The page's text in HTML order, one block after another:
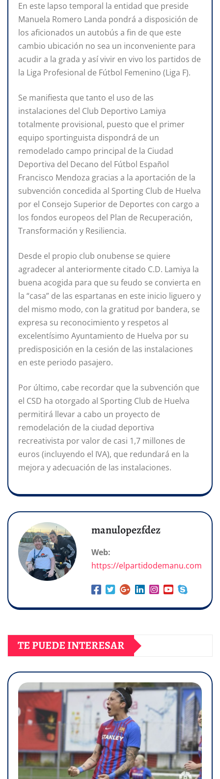
En este lapso temporal la entidad que preside
Manuela Romero Landa pondrá a disposición de
los aficionados un autobús a fin de que este
cambio ubicación no sea un inconveniente para
acudir a la grada y así vivir en vivo los partidos de
la Liga Profesional de Fútbol Femenino (Liga F).
Se manifiesta que tanto el uso de las
instalaciones del Club Deportivo Lamiya
totalmente provisional, puesto que el primer
equipo sportinguista dispondrá de un
remodelado campo principal de la Ciudad
Deportiva del Decano del Fútbol Español
Francisco Mendoza gracias a la aportación de la
subvención concedida al Sporting Club de Huelva
por el Consejo Superior de Deportes con cargo a
los fondos europeos del Plan de Recuperación,
Transformación y Resiliencia.
Desde el propio club onubense se quiere
agradecer al anteriormente citado C.D. Lamiya la
buena acogida para que su feudo se convierta en
la “casa” de las espartanas en este inicio liguero y
del mismo modo, con la gratitud por bandera, se
expresa su reconocimiento y respetos al
excelentísimo Ayuntamiento de Huelva por su
predisposición en la cesión de las instalaciones
en este periodo pasajero.
Por último, cabe recordar que la subvención que
el CSD ha otorgado al Sporting Club de Huelva
permitirá llevar a cabo un proyecto de
remodelación de la ciudad deportiva
recreativista por valor de casi 1,7 millones de
euros (incluyendo el IVA), que redundará en la
mejora y adecuación de las instalaciones.
manulopezfdez
Web:
https://elpartidodemanu.com
TE PUEDE INTERESAR